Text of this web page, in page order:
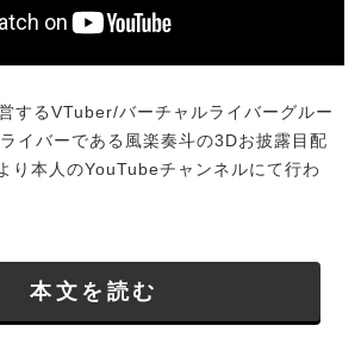
するVTuber/バーチャルライバーグルー
イバーである風楽奏斗の3Dお披露目配
り本人のYouTubeチャンネルにて行わ
本文を読む